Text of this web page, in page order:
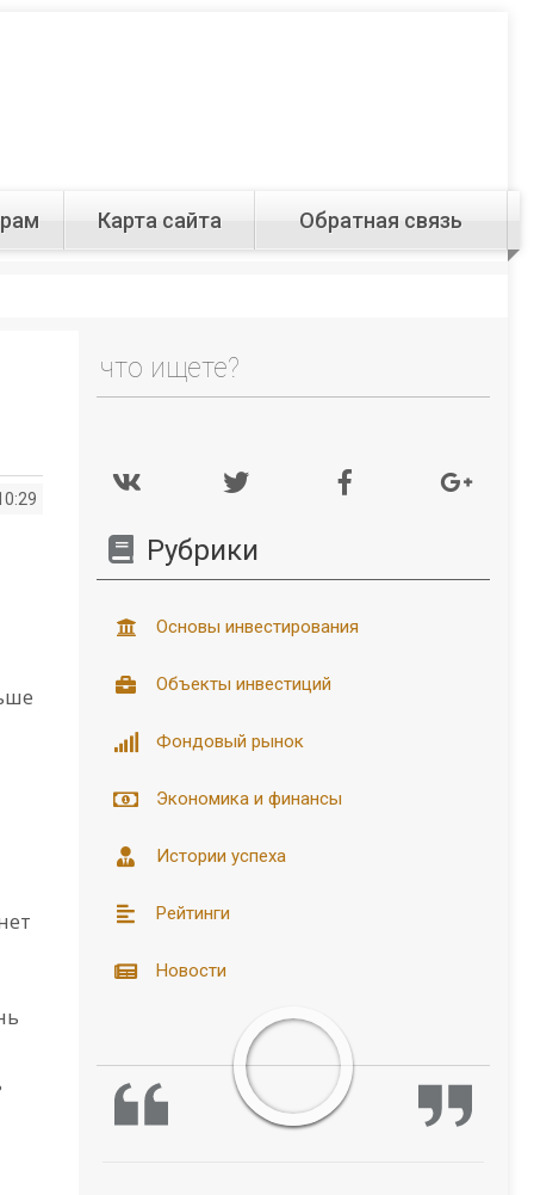
Карта сайта Обратная связь
Рубрики
Основы инвестирования
Объекты инвестиций
Фондовый рынок
Экономика и финансы
Истории успеха
Рейтинги
Новости